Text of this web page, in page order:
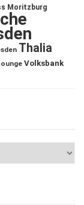
Moritzburg
Thalia
Volksbank